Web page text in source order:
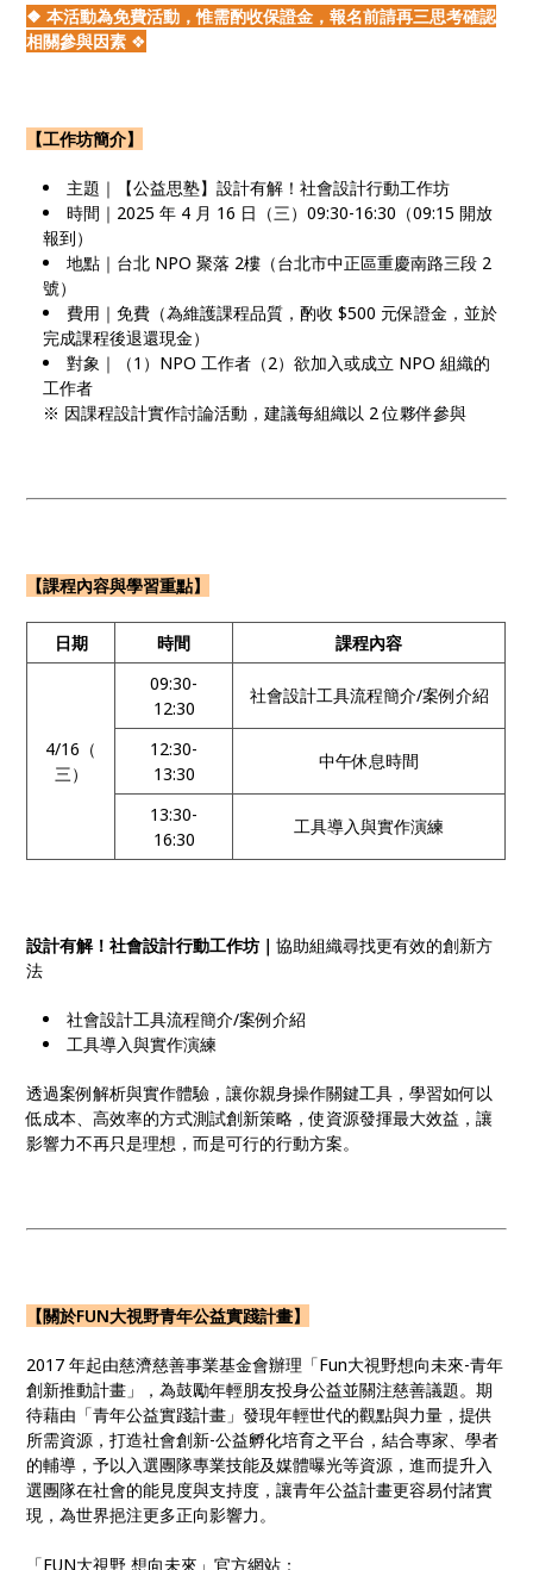
❖ 本活動為免費活動，惟需酌收保證金，報名前請再三思考確認
相關參與因素 ❖
【工作坊簡介】
主題｜【公益思塾】設計有解！社會設計行動工作坊
時間｜2025 年 4 月 16 日（三）09:30-16:30（09:15 開放
報到）
地點｜台北 NPO 聚落 2樓（台北市中正區重慶南路三段 2
號）
費用｜免費（為維護課程品質，酌收 $500 元保證金，並於
完成課程後退還現金）
對象｜（1）NPO 工作者（2）欲加入或成立 NPO 組織的
工作者
※ 因課程設計實作討論活動，建議每組織以 2 位夥伴參與
【課程內容與學習重點】
日期 時間 課程內容
4/16（
三）
09:30-
12:30
社會設計工具流程簡介/案例介紹
12:30-
13:30
中午休息時間
13:30-
16:30
工具導入與實作演練
設計有解！社會設計行動工作坊｜協助組織尋找更有效的創新方
法
社會設計工具流程簡介/案例介紹
工具導入與實作演練
透過案例解析與實作體驗，讓你親身操作關鍵工具，學習如何以
低成本、高效率的方式測試創新策略，使資源發揮最大效益，讓
影響力不再只是理想，而是可行的行動方案。
【關於FUN大視野青年公益實踐計畫】
2017 年起由慈濟慈善事業基金會辦理「Fun大視野想向未來-青年
創新推動計畫」，為鼓勵年輕朋友投身公益並關注慈善議題。期
待藉由「青年公益實踐計畫」發現年輕世代的觀點與力量，提供
所需資源，打造社會創新-公益孵化培育之平台，結合專家、學者
的輔導，予以入選團隊專業技能及媒體曝光等資源，進而提升入
選團隊在社會的能見度與支持度，讓青年公益計畫更容易付諸實
現，為世界挹注更多正向影響力。
「FUN大視野 想向未來」官方網站：